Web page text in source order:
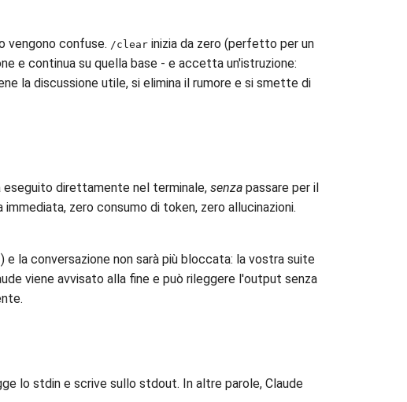
vengono confuse. /clear inizia da zero (perfetto per un
e continua su quella base - e accetta un'istruzione:
la discussione utile, si elimina il rumore e si smette di
eseguito direttamente nel terminale, senza passare per il
immediata, zero consumo di token, zero allucinazioni.
) e la conversazione non sarà più bloccata: la vostra suite
viene avvisato alla fine e può rileggere l'output senza
lo stdin e scrive sullo stdout. In altre parole, Claude